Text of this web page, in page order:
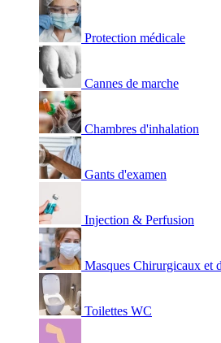
Protection médicale
Cannes de marche
Chambres d'inhalation
Gants d'examen
Injection & Perfusion
Masques Chirurgicaux et
Toilettes WC